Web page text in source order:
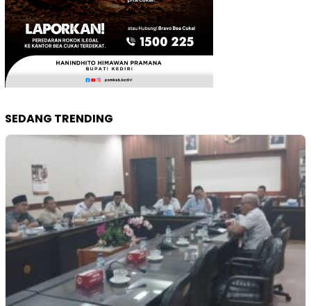
SEDANG TRENDING